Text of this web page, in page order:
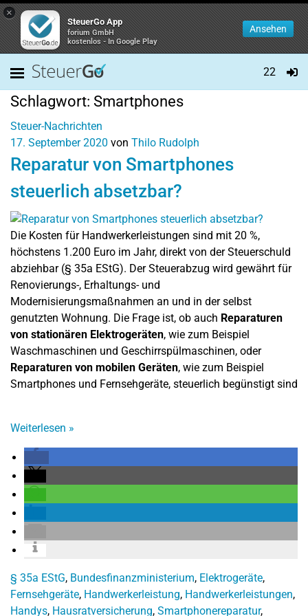
×
SteuerGo App
forium GmbH
kostenlos - In Google Play
Ansehen
22
Schlagwort: Smartphones
Steuer-Nachrichten
17. September 2020 von Thilo Rudolph
Reparatur von Smartphones
steuerlich absetzbar?
Die Kosten für Handwerkerleistungen sind mit 20 %,
höchstens 1.200 Euro im Jahr, direkt von der Steuerschuld
abziehbar (§ 35a EStG). Der Steuerabzug wird gewährt für
Renovierungs-, Erhaltungs- und
Modernisierungsmaßnahmen an und in der selbst
genutzten Wohnung. Die Frage ist, ob auch Reparaturen
von stationären Elektrogeräten, wie zum Beispiel
Waschmaschinen und Geschirrspülmaschinen, oder
Reparaturen von mobilen Geräten, wie zum Beispiel
Smartphones und Fernsehgeräte, steuerlich begünstigt sind
Weiterlesen »
§ 35a EStG, Bundesfinanzministerium, Elektrogeräte,
Fernsehgeräte, Handwerkerleistung, Handwerkerleistungen,
Handys, Hausratversicherung, Smartphonereparatur,